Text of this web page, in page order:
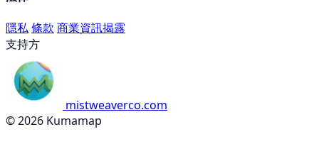
隱私條款 商業資訊揭露
支持方
mistweaverco.com
© 2026 Kumamap